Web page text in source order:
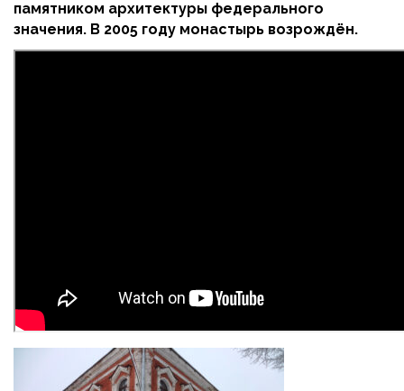
памятником архитектуры федерального
значения. В 2005 году монастырь возрождён.